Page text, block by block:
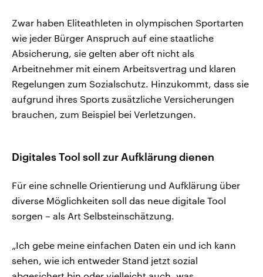
Zwar haben Eliteathleten in olympischen Sportarten
wie jeder Bürger Anspruch auf eine staatliche
Absicherung, sie gelten aber oft nicht als
Arbeitnehmer mit einem Arbeitsvertrag und klaren
Regelungen zum Sozialschutz. Hinzukommt, dass sie
aufgrund ihres Sports zusätzliche Versicherungen
brauchen, zum Beispiel bei Verletzungen.
Digitales Tool soll zur Aufklärung dienen
Für eine schnelle Orientierung und Aufklärung über
diverse Möglichkeiten soll das neue digitale Tool
sorgen – als Art Selbsteinschätzung.
„Ich gebe meine einfachen Daten ein und ich kann
sehen, wie ich entweder Stand jetzt sozial